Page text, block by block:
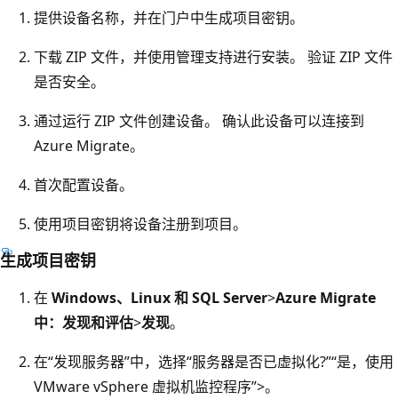
提供设备名称，并在门户中生成项目密钥。
下载 ZIP 文件，并使用管理支持进行安装。 验证 ZIP 文件
是否安全。
通过运行 ZIP 文件创建设备。 确认此设备可以连接到
Azure Migrate。
首次配置设备。
使用项目密钥将设备注册到项目。
生成项目密钥
在 Windows、Linux 和 SQL Server>Azure Migrate
中：发现和评估>发现。
在“发现服务器”中，选择“服务器是否已虚拟化?”“是，使用
VMware vSphere 虚拟机监控程序”>。